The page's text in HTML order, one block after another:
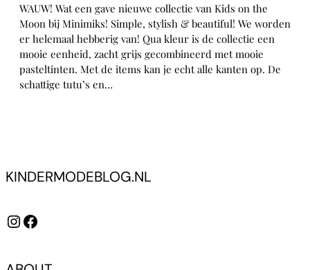
WAUW! Wat een gave nieuwe collectie van Kids on the
Moon bij Minimiks! Simple, stylish & beautiful! We worden
er helemaal hebberig van! Qua kleur is de collectie een
mooie eenheid, zacht grijs gecombineerd met mooie
pasteltinten. Met de items kan je echt alle kanten op. De
schattige tutu’s en…
KINDERMODEBLOG.NL
InstagramFacebook